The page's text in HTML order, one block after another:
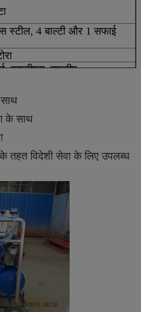
स्टील, 4 बाल्टी और 1 सफाई
एसजीएस, एफडीए
के साथ
तहत विदेशी सेवा के लिए उपलब्ध